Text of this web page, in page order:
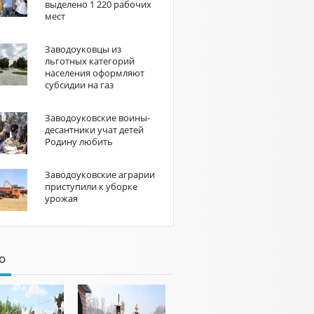
выделено 1 220 рабочих
мест
Заводоуковцы из
льготных категорий
населения оформляют
субсидии на газ
Заводоуковские воины-
десантники учат детей
Родину любить
Заводоуковские аграрии
приступили к уборке
урожая